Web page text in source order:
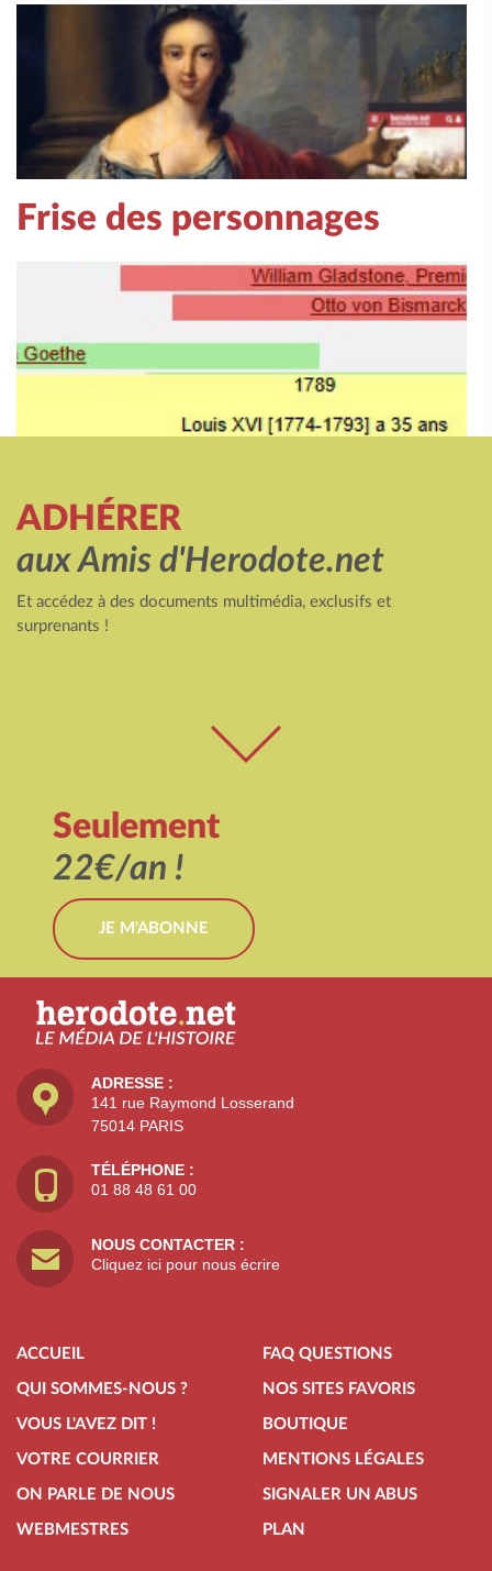
Frise des personnages
ADHÉRER
aux Amis d'Herodote.net
Et accédez à des documents multimédia, exclusifs et
surprenants !
Seulement
22€/an !
JE M'ABONNE
ADRESSE :
141 rue Raymond Losserand
75014 PARIS
TÉLÉPHONE :
01 88 48 61 00
NOUS CONTACTER :
Cliquez ici pour nous écrire
ACCUEIL
QUI SOMMES-NOUS ?
VOUS L'AVEZ DIT !
VOTRE COURRIER
ON PARLE DE NOUS
WEBMESTRES
FAQ QUESTIONS
NOS SITES FAVORIS
BOUTIQUE
MENTIONS LÉGALES
SIGNALER UN ABUS
PLAN